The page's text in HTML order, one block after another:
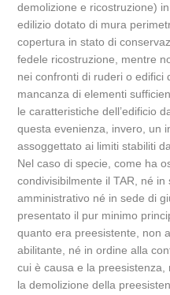
demolizione e ricostruzione)
edilizio dotato di mura
copertura in stato di
fedele ricostruzione, mentre
nei confronti di ruderi o edifici
mancanza di elementi
le caratteristiche dell’edificio
questa evenienza, invero, un
assoggettato ai limiti stabiliti
Nel caso di specie, come ha
condivisibilmente il TAR, né
amministrativo né in sede di
presentato il pur minimo
quanto era preesistente, non
abilitante, né in ordine alla
cui è causa e la
la demolizione della